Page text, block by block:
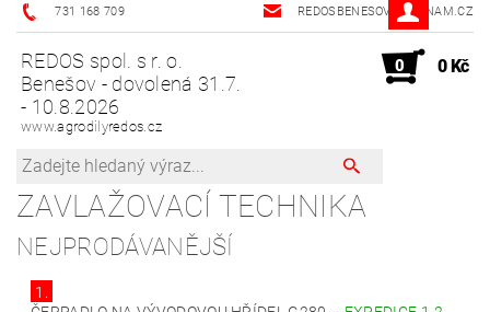
731 168 709 REDOSBENESOV@SEZNAM.CZ
REDOS spol. s r. o.
Benešov - dovolená 31.7.
- 10.8.2026
www.agrodilyredos.cz
0 0 Kč
ZAVLAŽOVACÍ TECHNIKA
NEJPRODÁVANĚJŠÍ
1.